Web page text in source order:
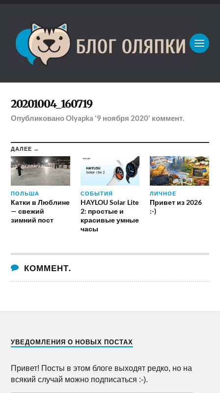
20201004_160719
ОпубликованоOlyapka '9 ноября 2020' коммент.
ДАЛЕЕ →
ПОЛЬША
Катки в Люблине
— свежий
зимний пост
СОБЫТИЯ
HAYLOU Solar Lite
2: простые и
красивые умные
часы
ЛИЧНОЕ
Привет из 2026
:-)
КОММЕНТ.
УВЕДОМЛЕНИЯ О НОВЫХ ПОСТАХ
Привет! Посты в этом блоге выходят редко, но на
всякий случай можно подписаться :-).